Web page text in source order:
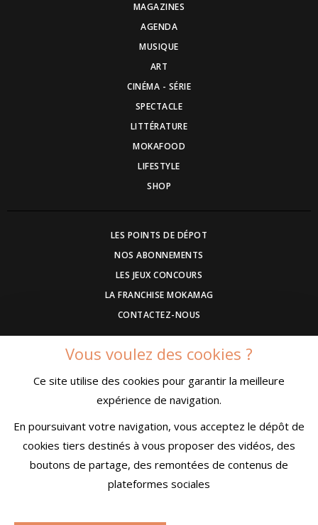
MAGAZINES
AGENDA
MUSIQUE
ART
CINÉMA - SÉRIE
SPECTACLE
LITTÉRATURE
MOKAFOOD
LIFESTYLE
SHOP
LES POINTS DE DÉPOT
NOS ABONNEMENTS
LES JEUX CONCOURS
LA FRANCHISE MOKAMAG
CONTACTEZ-NOUS
DEVENEZ ANNONCEUR
COMMUNIQUEZ UN EVENEMENT
CONDITIONS GÉNÉRALES DE VENTE
MENTIONS LÉGALES
CONFIDENTIALITÉ
Vous voulez des cookies ?
Ce site utilise des cookies pour garantir la meilleure
expérience de navigation.
En poursuivant votre navigation, vous acceptez le dépôt de
cookies tiers destinés à vous proposer des vidéos, des
boutons de partage, des remontées de contenus de
plateformes sociales